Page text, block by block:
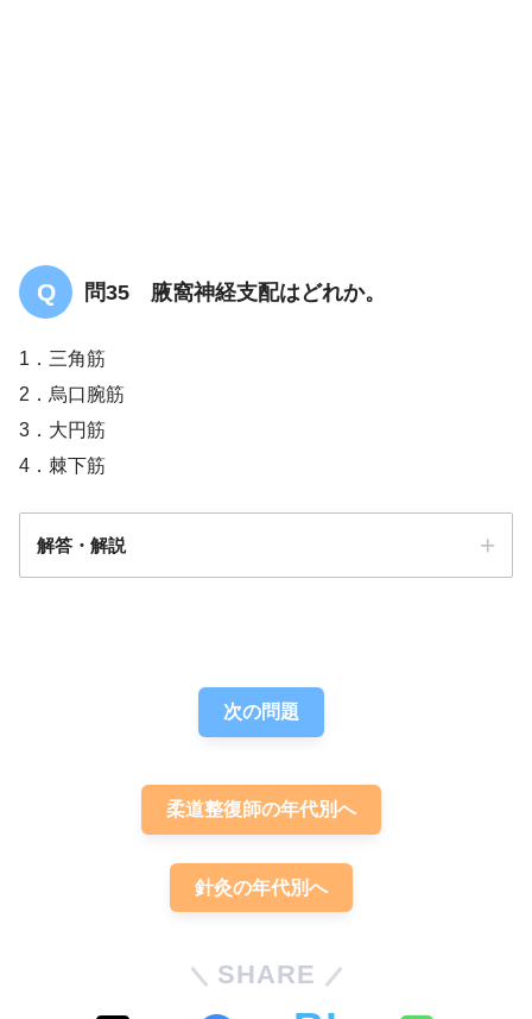
肩甲骨の関節上結節
問35 腋窩神経支配はどれか。
1．三角筋
2．烏口腕筋
3．大円筋
4．棘下筋
解答・解説
次の問題
柔道整復師の年代別へ
針灸の年代別へ
SHARE